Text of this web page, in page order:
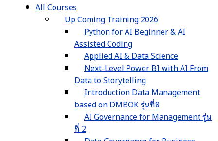
All Courses
Up Coming Training 2026
Python for AI Beginner & AI
Assisted Coding
Applied AI & Data Science
Next-Level Power BI with AI From
Data to Storytelling
Introduction Data Management
based on DMBOK รุ่นที่8
AI Governance for Management รุ่น
ที่ 2